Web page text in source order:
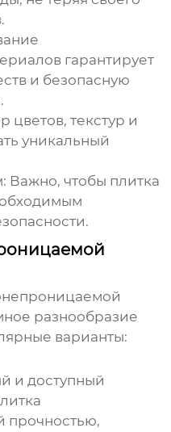
гарантирует
и безопасную
текстур и
уникальный
Важно, чтобы плитка
разнообразие
варианты:
и доступный
прочностью,